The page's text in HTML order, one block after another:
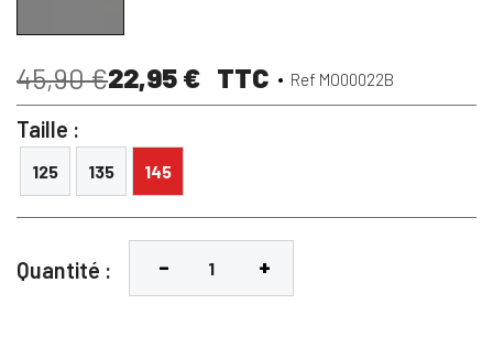
45,90 €22,95 € TTC Ref MO00022B
Taille :
125 135 145
Quantité :